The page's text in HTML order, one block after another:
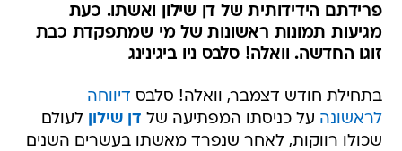
פרידתם הידידותית של דן שילון ואשתו. כעת
מגיעות תמונות ראשונות של מי שמתפקדת כבת
זוגו החדשה. וואלה! סלבס ניו ביגינינג
בתחילת חודש דצמבר, וואלה! סלבס דיווחה
לראשונה על כניסתו המפתיעה של דן שילון לעולם
שכולו רווקות, לאחר שנפרד מאשתו בעשרים השנים